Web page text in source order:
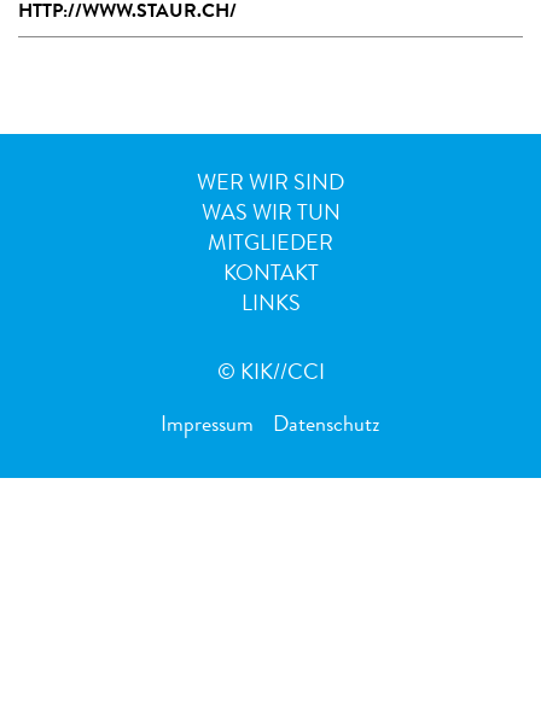
UNSERE MITGLIEDER
HTTP://WWW.STAUR.CH/
WER WIR SIND
WAS WIR TUN
MITGLIEDER
KONTAKT
LINKS
© KIK//CCI
Impressum Datenschutz